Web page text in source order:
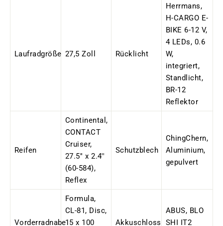
Laufradgröße 27,5 Zoll Rücklicht
Herrmans,
H-CARGO E-
BIKE 6-12 V,
4 LEDs, 0.6
W,
integriert,
Standlicht,
BR-12
Reflektor
Reifen
Continental,
CONTACT
Cruiser,
27.5'' x 2.4''
(60-584),
Reflex
Schutzblech
ChingChern,
Aluminium,
gepulvert
Vorderradnabe
Formula,
CL-81, Disc,
15 x 100
Akkuschloss
ABUS, BLO
SHI IT2